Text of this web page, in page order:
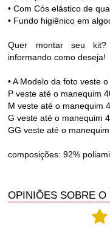
• Com Cós elástico de
• Fundo higiênico em
Quer montar seu
informando como deseja!
• A Modelo da foto veste o
P veste até o manequim
M veste até o manequim
G veste até o manequim
GG veste até o
composições: 92%
OPINIÕES SOBRE O